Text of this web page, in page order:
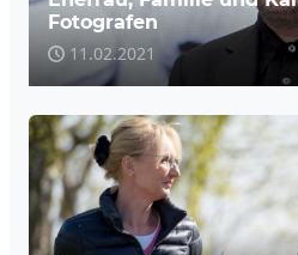
Fotografen
11.02.2021